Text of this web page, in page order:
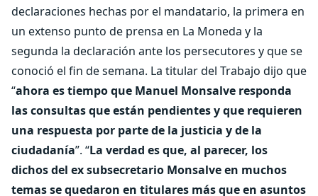
declaraciones hechas por el mandatario, la primera en
un extenso punto de prensa en La Moneda y la
segunda la declaración ante los persecutores y que se
conoció el fin de semana. La titular del Trabajo dijo que
“ahora es tiempo que Manuel Monsalve responda
las consultas que están pendientes y que requieren
una respuesta por parte de la justicia y de la
ciudadanía”. “La verdad es que, al parecer, los
dichos del ex subsecretario Monsalve en muchos
temas se quedaron en titulares más que en asuntos